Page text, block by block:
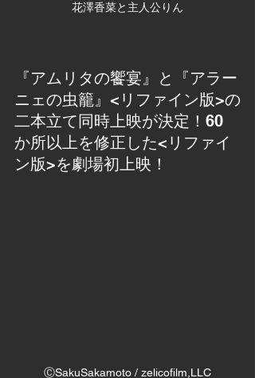
花澤香菜と主人公りん
『アムリタの饗宴』と『アラー
ニェの虫籠』<リファイン版>の
二本立て同時上映が決定！60
か所以上を修正した<リファイ
ン版>を劇場初上映！
ⒸSakuSakamoto / zelicofilm,LLC